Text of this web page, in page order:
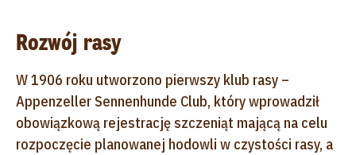
Rozwój rasy
W 1906 roku utworzono pierwszy klub rasy –
Appenzeller Sennenhunde Club, który wprowadził
obowiązkową rejestrację szczeniąt mającą na celu
rozpoczęcie planowanej hodowli w czystości rasy, a